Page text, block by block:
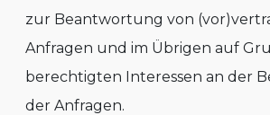
zur Beantwortung von
Anfragen und im Übrigen auf
berechtigten Interessen an der
der Anfragen.